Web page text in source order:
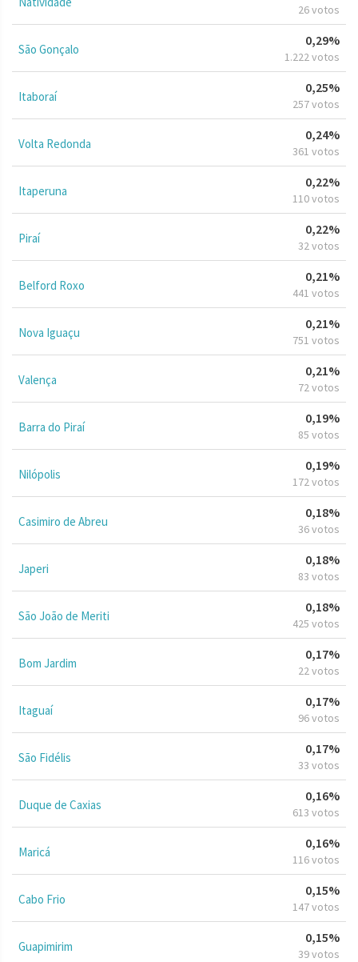
26 votos
São Gonçalo
0,29%
1.222 votos
Itaboraí
0,25%
257 votos
Volta Redonda
0,24%
361 votos
Itaperuna
0,22%
110 votos
Piraí
0,22%
32 votos
Belford Roxo
0,21%
441 votos
Nova Iguaçu
0,21%
751 votos
Valença
0,21%
72 votos
Barra do Piraí
0,19%
85 votos
Nilópolis
0,19%
172 votos
Casimiro de Abreu
0,18%
36 votos
Japeri
0,18%
83 votos
São João de Meriti
0,18%
425 votos
Bom Jardim
0,17%
22 votos
Itaguaí
0,17%
96 votos
São Fidélis
0,17%
33 votos
Duque de Caxias
0,16%
613 votos
Maricá
0,16%
116 votos
Cabo Frio
0,15%
147 votos
Guapimirim
0,15%
39 votos